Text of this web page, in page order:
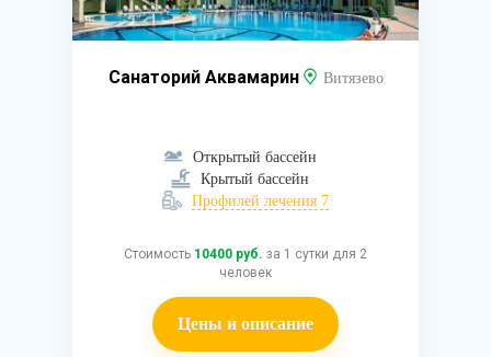
Санаторий Аквамарин Витязево
Открытый бассейн
Крытый бассейн
Профилей лечения 7
Стоимость 10400 руб. за 1 сутки для 2
человек
Цены и описание